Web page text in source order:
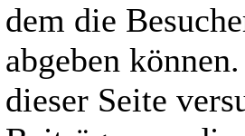
dem die
abgeben
dieser Seite